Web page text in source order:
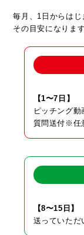
毎月、1日からはじ
その目安になりま
【1〜7日】
ピッチング動
質問送付※任
【8〜15日】
送っていただ